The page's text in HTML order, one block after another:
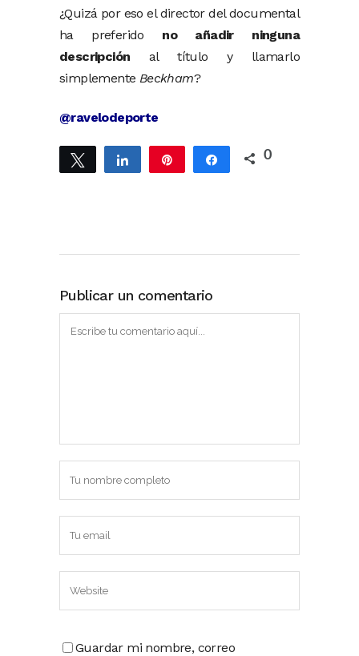
¿Quizá por eso el director del documental
ha preferido no añadir ninguna
descripción al título y llamarlo
simplemente Beckham?
@ravelodeporte
Twittear Compartir Compartir
0
Publicar un comentario
Guardar mi nombre, correo